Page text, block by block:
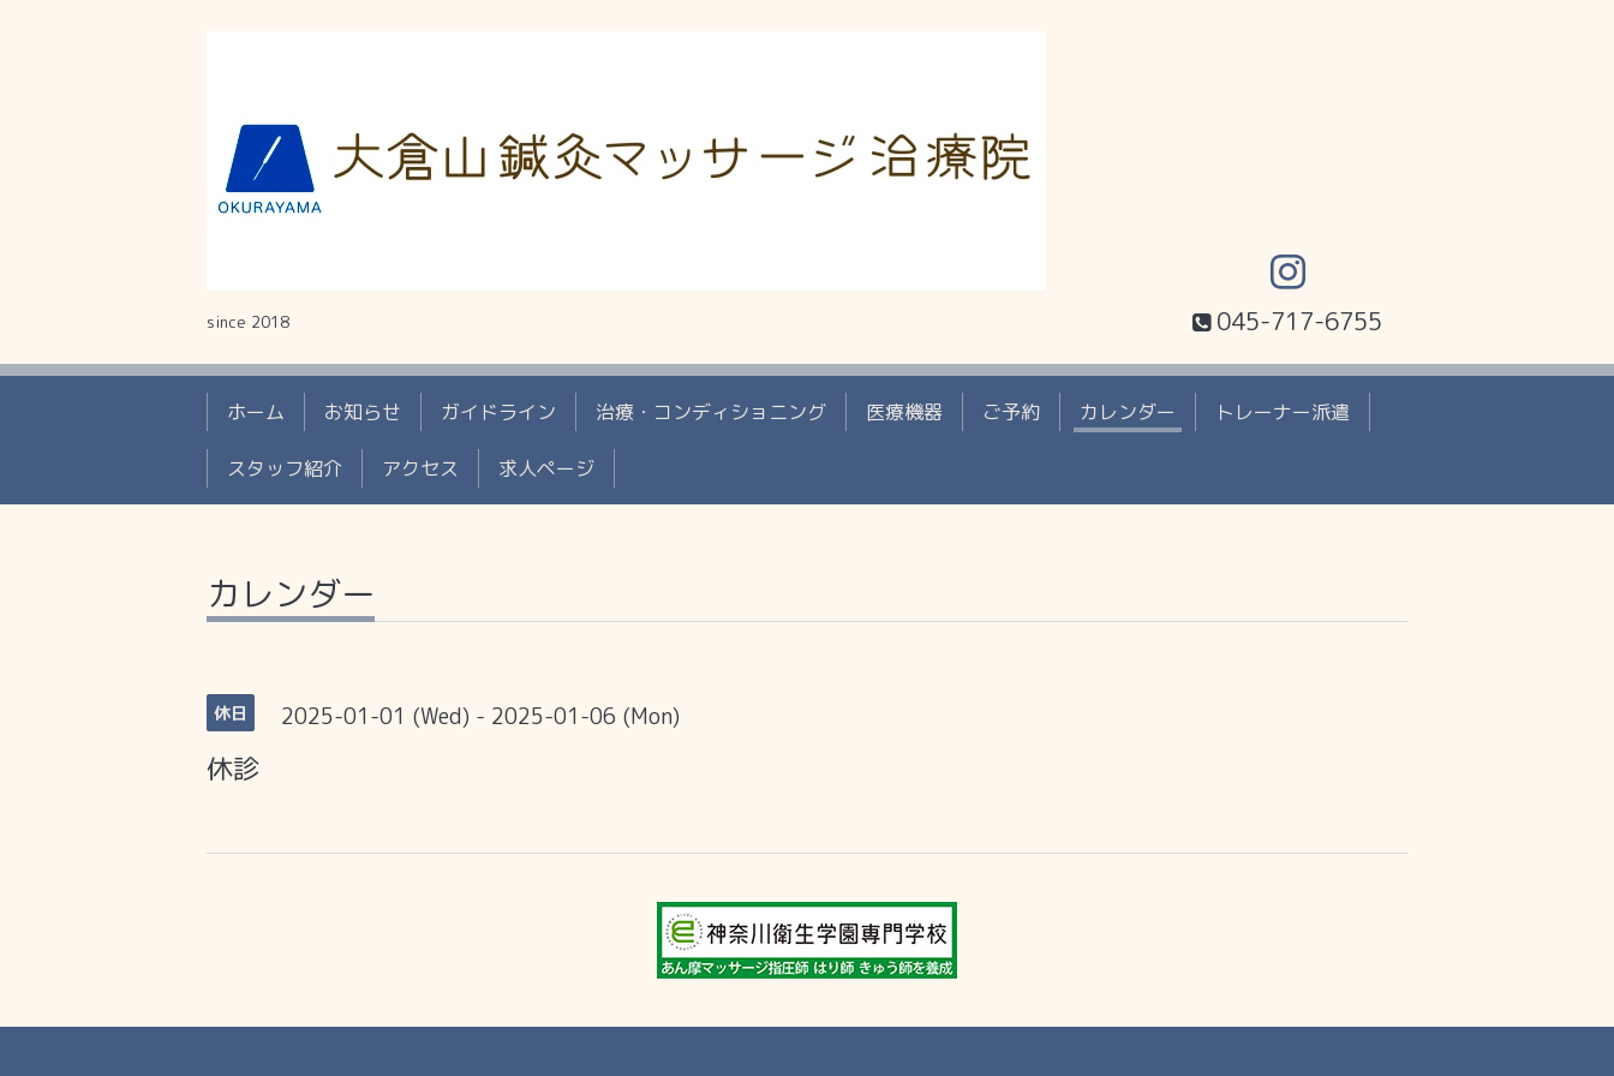
since 2018 045-717-6755
ホーム お知らせ ガイドライン 治療・コンディショニング 医療機器 ご予約 カレンダー トレーナー派遣
スタッフ紹介 アクセス 求人ページ
カレンダー
休日 2025-01-01 (Wed) - 2025-01-06 (Mon)
休診